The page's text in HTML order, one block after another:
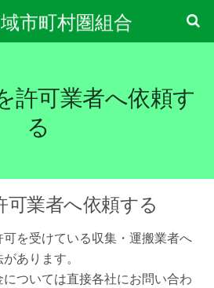
市町村圏組合
許可業者へ依頼す
る
可業者へ依頼する
を受けている収集・運搬業者へ
あります。
ついては直接各社にお問い合わ